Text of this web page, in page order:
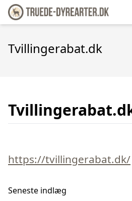
Tvillingerabat.dk
https://tvillingerabat.dk/
Seneste indlæg